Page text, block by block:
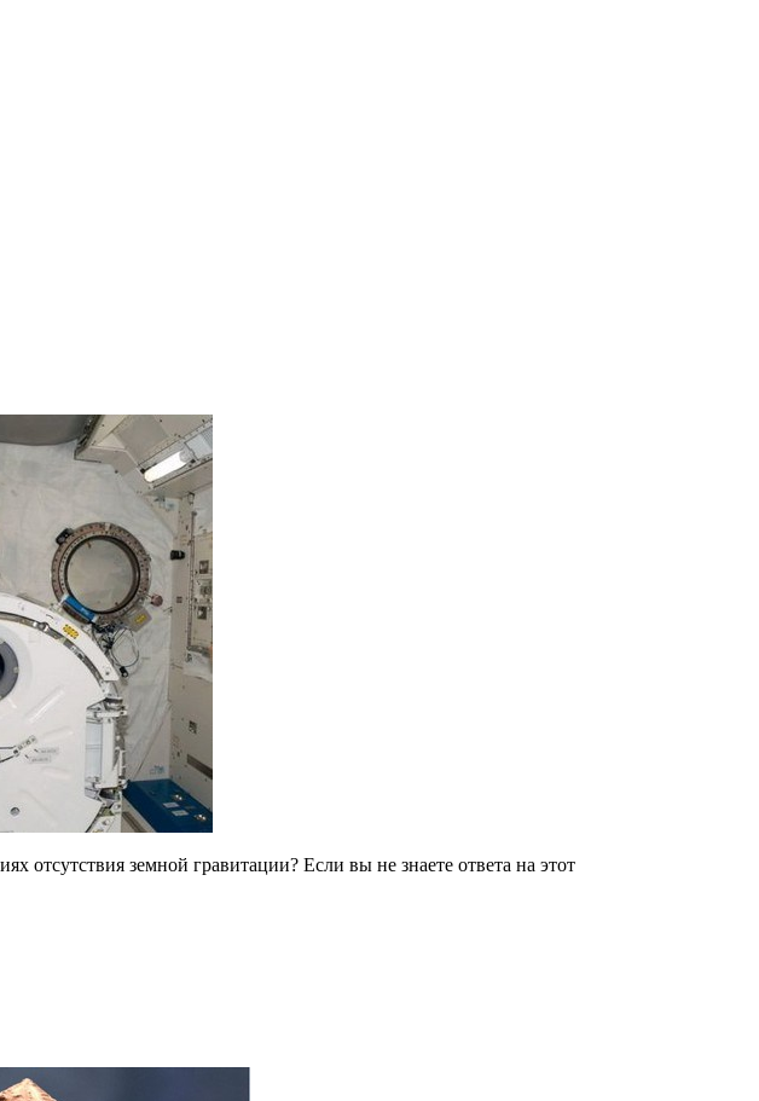
отсутствия земной гравитации? Если вы не знаете ответа на этот